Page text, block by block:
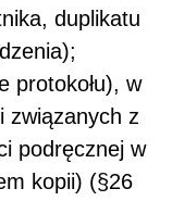
duplikatu
protokołu), w
związanych z
podręcznej w
kopii) (§26